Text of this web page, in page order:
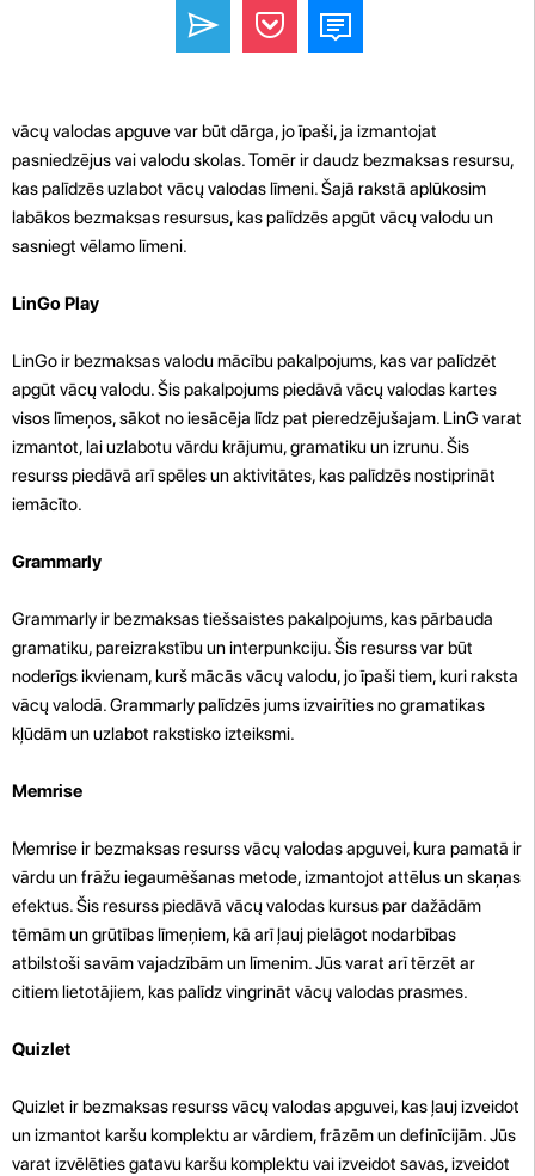
vācų valodas apguve var būt dārga, jo īpaši, ja izmantojat
pasniedzējus vai valodu skolas. Tomēr ir daudz bezmaksas resursu,
kas palīdzēs uzlabot vācų valodas līmeni. Šajā rakstā aplūkosim
labākos bezmaksas resursus, kas palīdzēs apgūt vācų valodu un
sasniegt vēlamo līmeni.
LinGo Play
LinGo ir bezmaksas valodu mācību pakalpojums, kas var palīdzēt
apgūt vācų valodu. Šis pakalpojums piedāvā vācų valodas kartes
visos līmeņos, sākot no iesācēja līdz pat pieredzējušajam. LinG varat
izmantot, lai uzlabotu vārdu krājumu, gramatiku un izrunu. Šis
resurss piedāvā arī spēles un aktivitātes, kas palīdzēs nostiprināt
iemācīto.
Grammarly
Grammarly ir bezmaksas tiešsaistes pakalpojums, kas pārbauda
gramatiku, pareizrakstību un interpunkciju. Šis resurss var būt
noderīgs ikvienam, kurš mācās vācų valodu, jo īpaši tiem, kuri raksta
vācų valodā. Grammarly palīdzēs jums izvairīties no gramatikas
kļūdām un uzlabot rakstisko izteiksmi.
Memrise
Memrise ir bezmaksas resurss vācų valodas apguvei, kura pamatā ir
vārdu un frāžu iegaumēšanas metode, izmantojot attēlus un skaņas
efektus. Šis resurss piedāvā vācų valodas kursus par dažādām
tēmām un grūtības līmeņiem, kā arī ļauj pielāgot nodarbības
atbilstoši savām vajadzībām un līmenim. Jūs varat arī tērzēt ar
citiem lietotājiem, kas palīdz vingrināt vācų valodas prasmes.
Quizlet
Quizlet ir bezmaksas resurss vācų valodas apguvei, kas ļauj izveidot
un izmantot karšu komplektu ar vārdiem, frāzēm un definīcijām. Jūs
varat izvēlēties gatavu karšu komplektu vai izveidot savas, izveidot